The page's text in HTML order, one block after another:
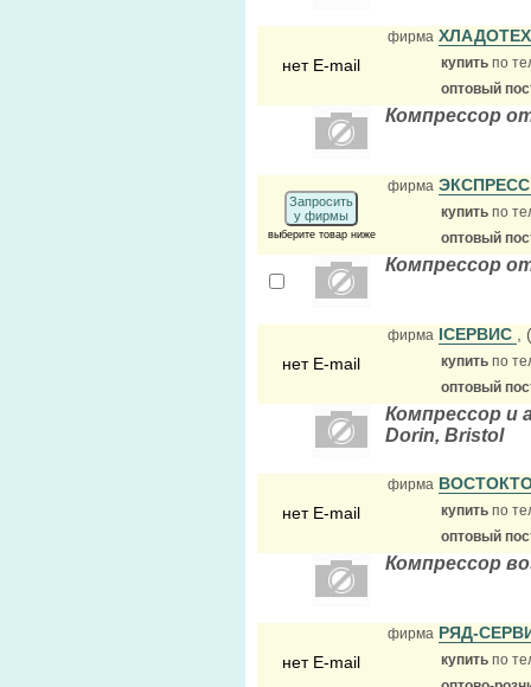
нет E-mail
фирма
купить по
оптовый
Компрессор
Запросить
у фирмы
выберите товар ниже
фирма
купить по
оптовый
Компрессор
нет E-mail
фирма IСЕРВИС
купить по
оптовый
Компрессор и
Dorin, Bristol
нет E-mail
фирма
купить по
оптовый
Компрессор
нет E-mail
фирма РЯД-
купить по